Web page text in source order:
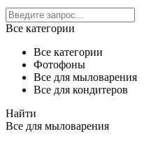
Все категории
Все категории
Фотофоны
Все для мыловарения
Все для кондитеров
Найти
Все для мыловарения